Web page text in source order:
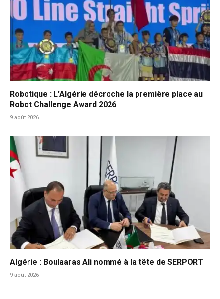
Robotique : L’Algérie décroche la première place au
Robot Challenge Award 2026
9 août 2026
Algérie : Boulaaras Ali nommé à la tête de SERPORT
9 août 2026